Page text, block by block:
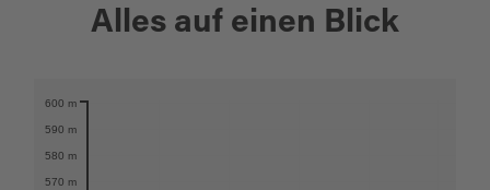
Alles auf einen Blick
570 m
580 m
590 m
600 m